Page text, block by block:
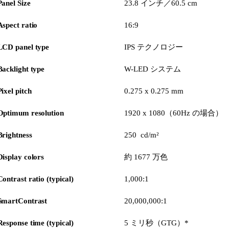
Size 23.8 インチ／60.5 cm
ratio 16:9
panel type IPS テクノロジー
type W-LED システム
pitch 0.275 x 0.275 mm
resolution 1920 x 1080（60Hz の場合）
250 cd/m²
colors 約 1677 万色
ratio (typical) 1,000:1
20,000,000:1
time (typical) 5 ミリ秒（GTG）*